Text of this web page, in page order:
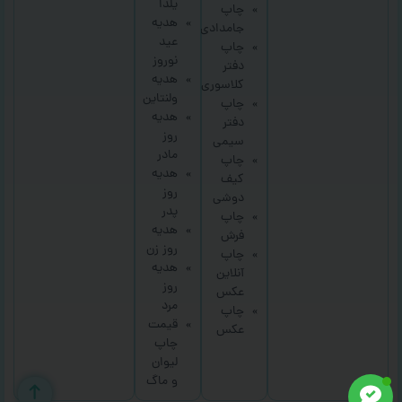
چاپ
جامدادی
چاپ
دفتر
کلاسوری
چاپ
دفتر
سیمی
چاپ
کیف
دوشی
چاپ
فرش
چاپ
آنلاین
عکس
چاپ
عکس
یلدا
هدیه
عید
نوروز
هدیه
ولنتاین
هدیه
روز
مادر
هدیه
روز
پدر
هدیه
روز زن
هدیه
روز
مرد
قیمت
چاپ
لیوان
و ماگ